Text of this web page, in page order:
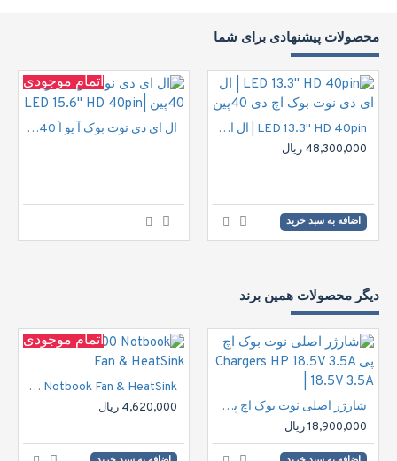
محصولات پیشنهادی برای شما
LED 13.3" HD 40pin | ال ای دی نوت بوک اچ دی 40پین
48,300,000 ریال
اضافه به سبد خرید
اتمام موجودی
ال ای دی نوت بوک آ یو اُ 40پین |LED 15.6" HD 40pin
دیگر محصولات همین برند
شارژر اصلی نوت بوک اچ پی Chargers HP 18.5V 3.5A | 18.5V 3.5A
18,900,000 ریال
اتمام موجودی
HP DV6000 Notbook Fan & HeatSink
4,620,000 ریال